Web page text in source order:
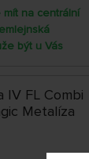
mít na centrální
být u Vás
IV FL Combi
Metalíza